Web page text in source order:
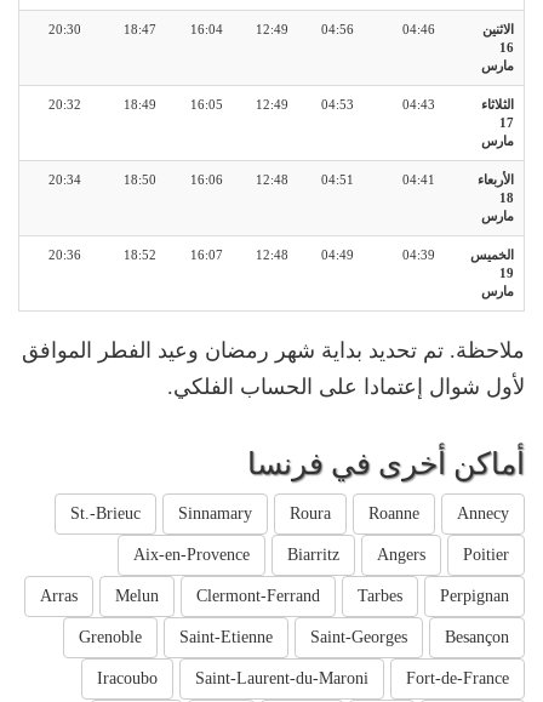
الاثنين
16
مارس
04:46
04:56
12:49
16:04
18:47
20:30
الثلاثاء
17
مارس
04:43
04:53
12:49
16:05
18:49
20:32
الأربعاء
18
مارس
04:41
04:51
12:48
16:06
18:50
20:34
الخميس
19
مارس
04:39
04:49
12:48
16:07
18:52
20:36
ملاحظة. تم تحديد بداية شهر رمضان وعيد الفطر الموافق
لأول شوال إعتمادا على الحساب الفلكي.
أماكن أخرى في فرنسا
Annecy
Roanne
Roura
Sinnamary
St.-Brieuc
Poitier
Angers
Biarritz
Aix-en-Provence
Perpignan
Tarbes
Clermont-Ferrand
Melun
Arras
Besançon
Saint-Georges
Saint-Etienne
Grenoble
Fort-de-France
Saint-Laurent-du-Maroni
Iracoubo